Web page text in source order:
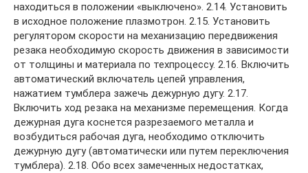
находиться в положении «выключено». 2.14. Установить
в исходное положение плазмотрон. 2.15. Установить
регулятором скорости на механизацию передвижения
резака необходимую скорость движения в зависимости
от толщины и материала по техпроцессу. 2.16. Включить
автоматический включатель цепей управления,
нажатием тумблера зажечь дежурную дугу. 2.17.
Включить ход резака на механизме перемещения. Когда
дежурная дуга коснется разрезаемого металла и
возбудиться рабочая дуга, необходимо отключить
дежурную дугу (автоматически или путем переключения
тумблера). 2.18. Обо всех замеченных недостатках,